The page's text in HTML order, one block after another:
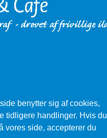
benytter sig af cookies,
tidligere handlinger. Hvis du
vores side, accepterer du